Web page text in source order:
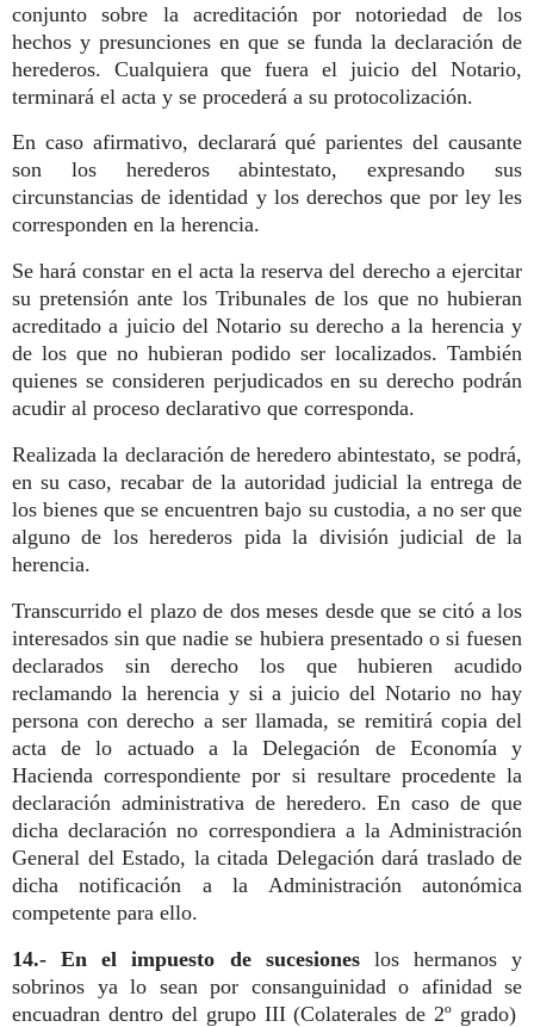
conjunto sobre la acreditación por notoriedad de los
hechos y presunciones en que se funda la declaración de
herederos. Cualquiera que fuera el juicio del Notario,
terminará el acta y se procederá a su protocolización.
En caso afirmativo, declarará qué parientes del causante
son los herederos abintestato, expresando sus
circunstancias de identidad y los derechos que por ley les
corresponden en la herencia.
Se hará constar en el acta la reserva del derecho a ejercitar
su pretensión ante los Tribunales de los que no hubieran
acreditado a juicio del Notario su derecho a la herencia y
de los que no hubieran podido ser localizados. También
quienes se consideren perjudicados en su derecho podrán
acudir al proceso declarativo que corresponda.
Realizada la declaración de heredero abintestato, se podrá,
en su caso, recabar de la autoridad judicial la entrega de
los bienes que se encuentren bajo su custodia, a no ser que
alguno de los herederos pida la división judicial de la
herencia.
Transcurrido el plazo de dos meses desde que se citó a los
interesados sin que nadie se hubiera presentado o si fuesen
declarados sin derecho los que hubieren acudido
reclamando la herencia y si a juicio del Notario no hay
persona con derecho a ser llamada, se remitirá copia del
acta de lo actuado a la Delegación de Economía y
Hacienda correspondiente por si resultare procedente la
declaración administrativa de heredero. En caso de que
dicha declaración no correspondiera a la Administración
General del Estado, la citada Delegación dará traslado de
dicha notificación a la Administración autonómica
competente para ello.
14.- En el impuesto de sucesioneslos hermanos y
sobrinos ya lo sean por consanguinidad o afinidad se
encuadran dentro del grupo III (Colaterales de 2º grado)